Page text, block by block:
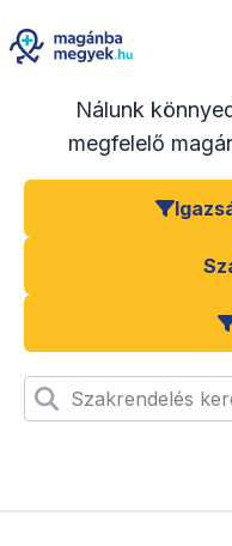
Nálunk
megfelelő
Szakrendelés